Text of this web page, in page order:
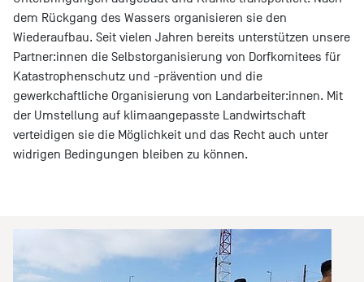
dem Rückgang des Wassers organisieren sie den
Wiederaufbau. Seit vielen Jahren bereits unterstützen unsere
Partner:innen die Selbstorganisierung von Dorfkomitees für
Katastrophenschutz und -prävention und die
gewerkchaftliche Organisierung von Landarbeiter:innen. Mit
der Umstellung auf klimaangepasste Landwirtschaft
verteidigen sie die Möglichkeit und das Recht auch unter
widrigen Bedingungen bleiben zu können.